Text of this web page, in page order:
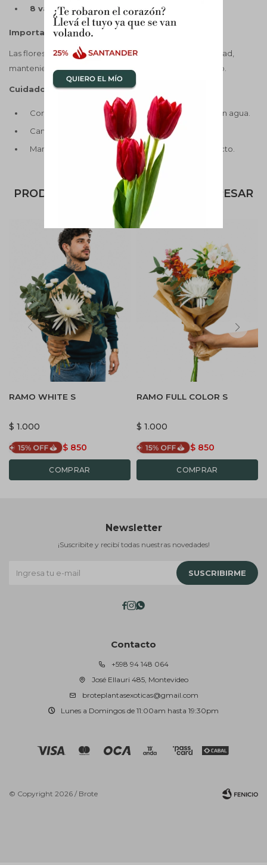
8 varillas de flores
Importante:
Las flores pueden variar según la estación y disponibilidad,
manteniendo siempre el estilo, tamaño y valor del ramo.
Cuidados:
Cortar los tallos en diagonal antes de colocarlos en agua.
Cambiar el agua cada 1–2 días.
Mantener en un lugar fresco y alejado del sol directo.
PRODUCTOS QUE TE PUEDEN INTERESAR
RAMO WHITE S
$ 1.000
$ 850
RAMO FULL COLOR S
$ 1.000
$ 850
Contacto
+598 94 148 064
José Ellauri 485, Montevideo
broteplantasexoticas@gmail.com
Lunes a Domingos de 11:00am hasta 19:30pm
Newsletter
¡Suscribite y recibí todas nuestras novedades!
SUSCRIBIRME

© Copyright 2026 / Brote